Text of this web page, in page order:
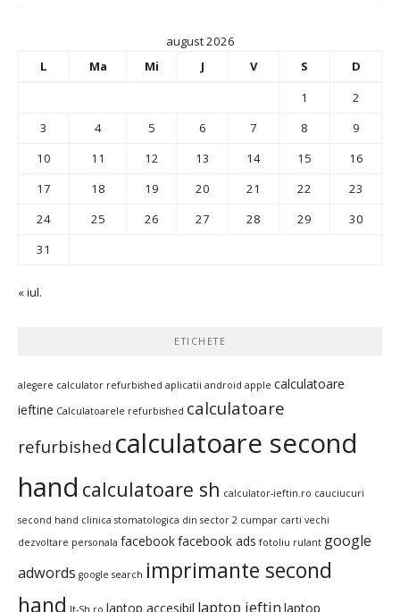
august 2026
L
Ma Mi J V S
D
1
2
3
4 5 6 7 8
9
10
11 12 13 14 15
16
17
18 19 20 21 22
23
24
25 26 27 28 29
30
31
« iul.
ETICHETE
alegere calculator refurbished aplicatii android apple calculatoare
ieftine Calculatoarele refurbished calculatoare
refurbished calculatoare second
hand calculatoare sh calculator-ieftin.ro cauciucuri
second hand clinica stomatologica din sector 2 cumpar carti vechi
dezvoltare personala facebookfacebook ads fotoliu rulant google
adwords google search imprimante second
hand It-Sh.ro laptop accesibil laptop ieftin laptop